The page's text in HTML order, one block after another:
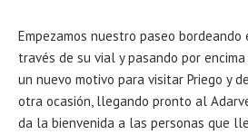
Empezamos nuestro paseo
través de su vial y pasando por
un nuevo motivo para visitar Priego y
otra ocasión, llegando pronto al
da la bienvenida a las personas que